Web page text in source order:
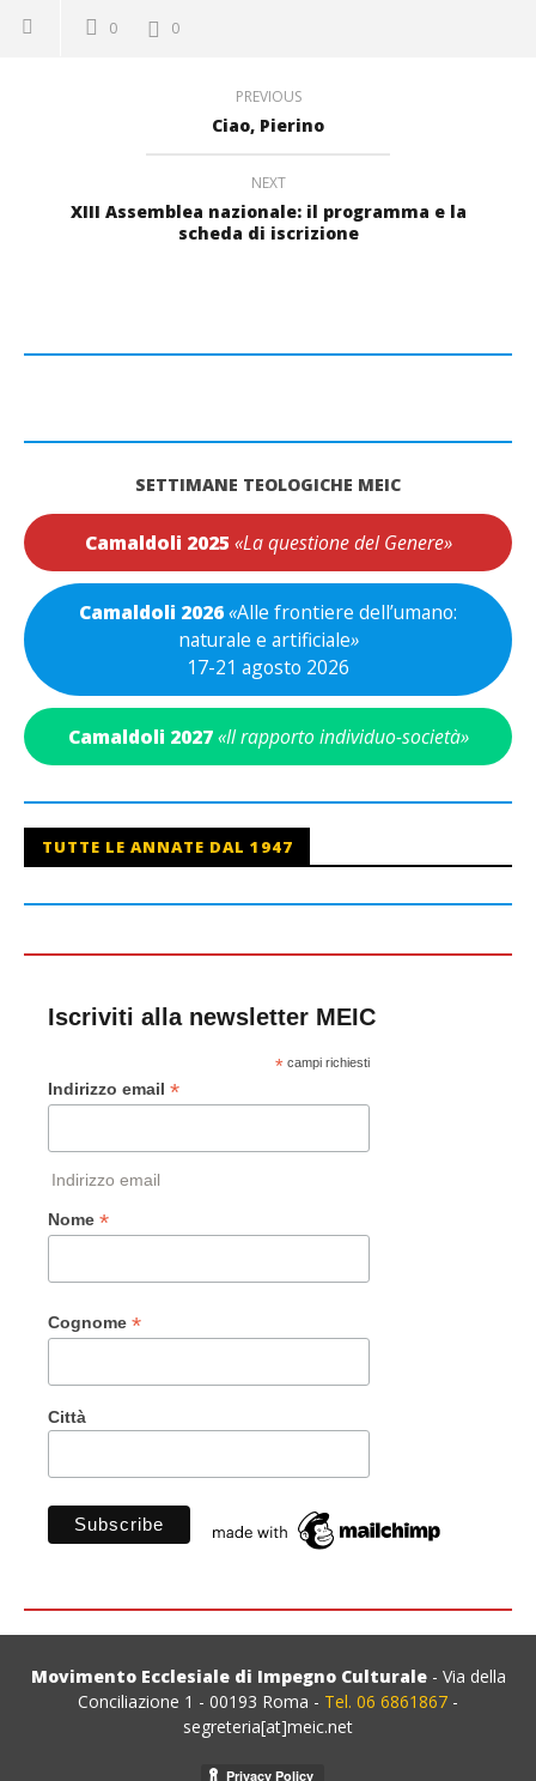
0 0
PREVIOUS
Ciao, Pierino
NEXT
XIII Assemblea nazionale: il programma e la
scheda di iscrizione
SETTIMANE TEOLOGICHE MEIC
Camaldoli 2025 «La questione del Genere»
Camaldoli 2026«Alle frontiere dell’umano:
naturale e artificiale»
17-21 agosto 2026
Camaldoli 2027 «Il rapporto individuo-società»
TUTTE LE ANNATE DAL 1947
Iscriviti alla newsletter MEIC
*campi richiesti
Indirizzo email *
Indirizzo email
Nome *
Cognome *
Città
Movimento Ecclesiale di Impegno Culturale- Via della
Conciliazione 1 - 00193 Roma - Tel. 06 6861867 -
segreteria[at]meic.net